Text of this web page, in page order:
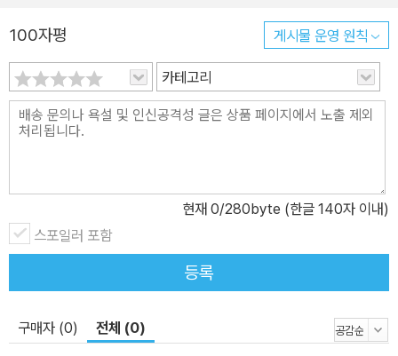
100자평 게시물 운영 원칙
카테고리
현재 0/280byte (한글 140자 이내)
스포일러 포함
등록
구매자 (0) 전체 (0)